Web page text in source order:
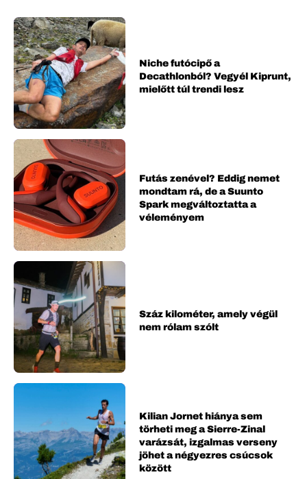
Niche futócipő a
Decathlonból? Vegyél Kiprunt,
mielőtt túl trendi lesz
Futás zenével? Eddig nemet
mondtam rá, de a Suunto
Spark megváltoztatta a
véleményem
Száz kilométer, amely végül
nem rólam szólt
Kilian Jornet hiánya sem
törheti meg a Sierre-Zinal
varázsát, izgalmas verseny
jöhet a négyezres csúcsok
között